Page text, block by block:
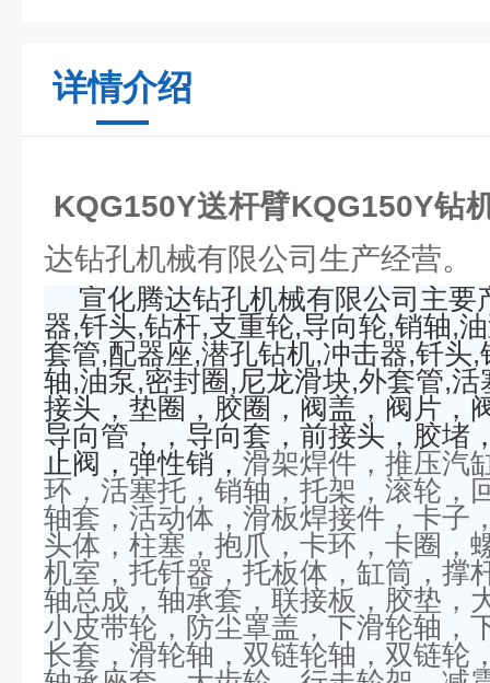
详情介绍
KQG150Y送杆臂KQG150Y钻
达钻孔机械有限公司生产经营。
宣化腾达钻孔机械有限公司主要
器,钎头,钻杆,支重轮,导向轮,销轴,
套管,配器座,潜孔钻机,冲击器,钎头,
轴,油泵,密封圈 ,尼龙滑块,外套管,活
接头，垫圈，胶圈，阀盖，阀片，
导向管，，导向套，前接头，胶堵
止阀，弹性销， 滑架焊件，推压汽
环，活塞托，销轴，托架，滚轮，
轴套，活动体，滑板焊接件，卡子
头体，柱塞，抱爪，卡环，卡圈，
机室，托钎器，托板体，缸筒，撑
轴总成，轴承套，联接板，胶垫，
小皮带轮，防尘罩盖，下滑轮轴，
长套，滑轮轴，双链轮轴，双链轮